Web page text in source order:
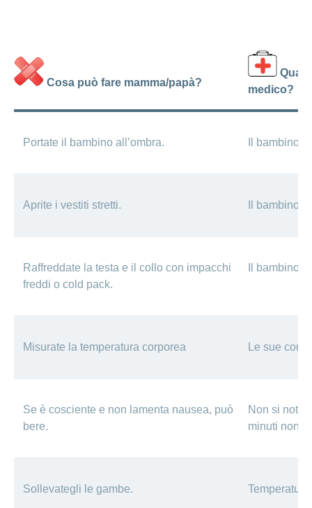
Cosa può fare mamma/papà?
medico?
Portate il bambino all’ombra. Il bambino
Aprite i vestiti stretti. Il bambino
Raffreddate la testa e il collo con impacchi
freddi o cold pack.
Il bambino
Misurate la temperatura corporea Le sue
Se è cosciente e non lamenta nausea, può
bere.
Non si nota
minuti
Sollevategli le gambe.